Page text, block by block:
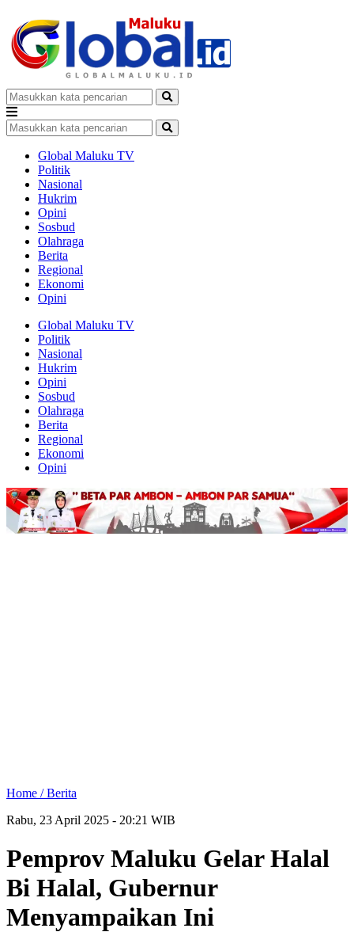
Global Maluku TV
Politik
Nasional
Hukrim
Opini
Sosbud
Olahraga
Berita
Regional
Ekonomi
Opini
Global Maluku TV
Politik
Nasional
Hukrim
Opini
Sosbud
Olahraga
Berita
Regional
Ekonomi
Opini
Home /Berita
Rabu, 23 April 2025 - 20:21 WIB
Pemprov Maluku Gelar Halal
Bi Halal, Gubernur
Menyampaikan Ini